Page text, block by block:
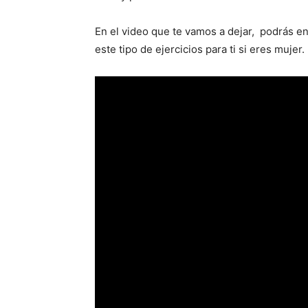
En el video que te vamos a dejar, podrás
este tipo de ejercicios para ti si eres mujer.